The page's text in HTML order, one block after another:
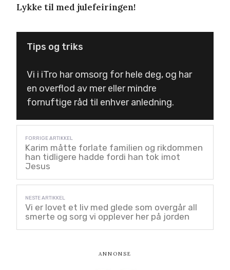
Lykke til med julefeiringen!
Tips og triks
Vi i iTro har omsorg for hele deg, og har
en overflod av mer eller mindre
fornuftige råd til enhver anledning.
Karim måtte forlate familien og rikdommen
han tidligere hadde fordi han tok imot
Jesus
Vi er lovet et liv med glede som overgår all
smerte og sorg vi opplever her på jorden